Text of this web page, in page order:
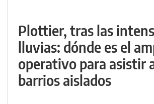
Plottier, tras las
lluvias: dónde es el
operativo para asistir
barrios aislados